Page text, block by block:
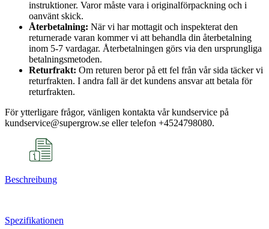
instruktioner. Varor måste vara i originalförpackning och i
oanvänt skick.
Återbetalning: När vi har mottagit och inspekterat den
returnerade varan kommer vi att behandla din återbetalning
inom 5-7 vardagar. Återbetalningen görs via den ursprungliga
betalningsmetoden.
Returfrakt: Om returen beror på ett fel från vår sida täcker vi
returfrakten. I andra fall är det kundens ansvar att betala för
returfrakten.
För ytterligare frågor, vänligen kontakta vår kundservice på
kundservice@supergrow.se eller telefon +4524798080.
Beschreibung
Spezifikationen